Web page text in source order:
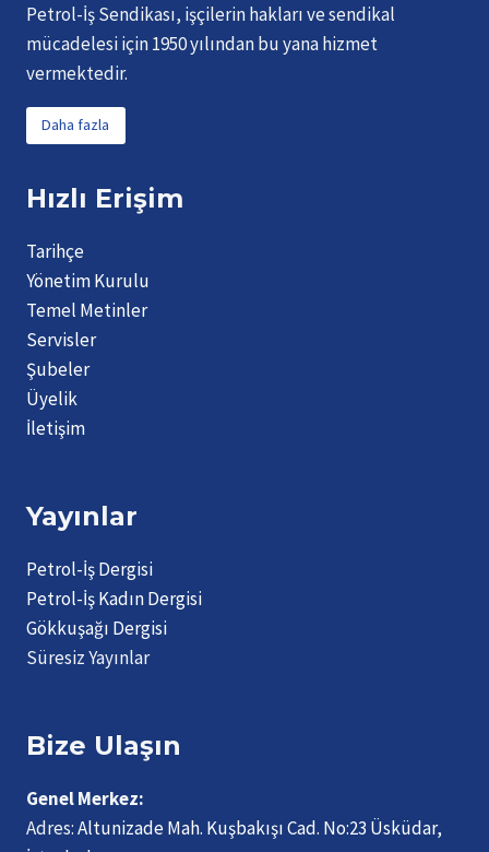
Petrol-İş Sendikası, işçilerin hakları ve sendikal
mücadelesi için 1950 yılından bu yana hizmet
vermektedir.
Daha fazla
Hızlı Erişim
Tarihçe
Yönetim Kurulu
Temel Metinler
Servisler
Şubeler
Üyelik
İletişim
Yayınlar
Petrol-İş Dergisi
Petrol-İş Kadın Dergisi
Gökkuşağı Dergisi
Süresiz Yayınlar
Bize Ulaşın
Genel Merkez:
Adres:Altunizade Mah. Kuşbakışı Cad. No:23 Üsküdar,